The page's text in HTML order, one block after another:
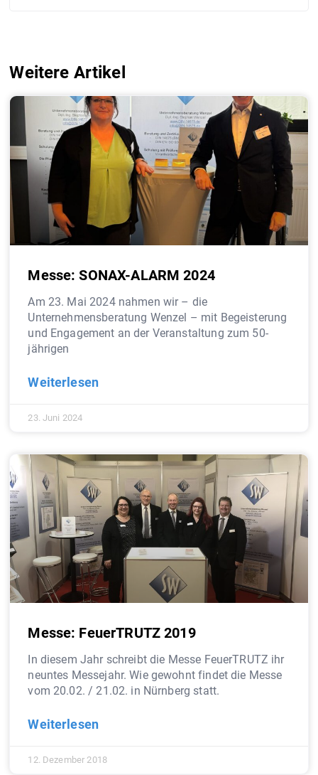
Weitere Artikel
Messe: SONAX-ALARM 2024
Am 23. Mai 2024 nahmen wir – die
Unternehmensberatung Wenzel – mit Begeisterung
und Engagement an der Veranstaltung zum 50-
jährigen
Weiterlesen
23. Juni 2024
Messe: FeuerTRUTZ 2019
In diesem Jahr schreibt die Messe FeuerTRUTZ ihr
neuntes Messejahr. Wie gewohnt findet die Messe
vom 20.02. / 21.02. in Nürnberg statt.
Weiterlesen
12. Dezember 2018